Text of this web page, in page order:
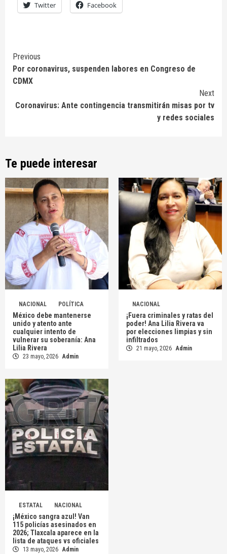
Twitter Facebook
Continue
Reading
Previous
Por coronavirus, suspenden labores en Congreso de
CDMX
Next
Coronavirus: Ante contingencia transmitirán misas por tv
y redes sociales
Te puede interesar
NACIONAL POLÍTICA
México debe mantenerse
unido y atento ante
cualquier intento de
vulnerar su soberanía: Ana
Lilia Rivera
23 mayo, 2026 Admin
NACIONAL
¡Fuera criminales y ratas del
poder! Ana Lilia Rivera va
por elecciones limpias y sin
infiltrados
21 mayo, 2026 Admin
ESTATAL NACIONAL
¡México sangra azul! Van
115 policías asesinados en
2026; Tlaxcala aparece en la
lista de ataques vs oficiales
13 mayo, 2026 Admin